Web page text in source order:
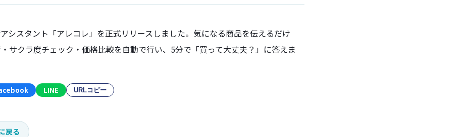
シスタント「アレコレ」を正式リリースしました。気になる商品を伝えるだけ
サクラ度チェック・価格比較を自動で行い、5分で「買って大丈夫？」に答えま
LINE URLコピー
戻る